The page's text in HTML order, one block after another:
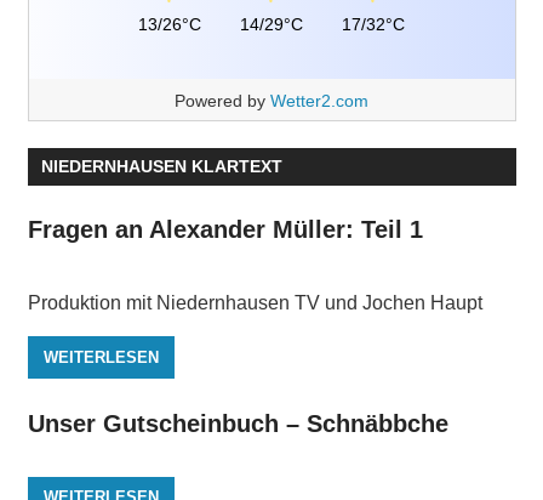
13/26°C 14/29°C 17/32°C
Powered by Wetter2.com
NIEDERNHAUSEN KLARTEXT
Fragen an Alexander Müller: Teil 1
Produktion mit Niedernhausen TV und Jochen Haupt
WEITERLESEN
Unser Gutscheinbuch – Schnäbbche